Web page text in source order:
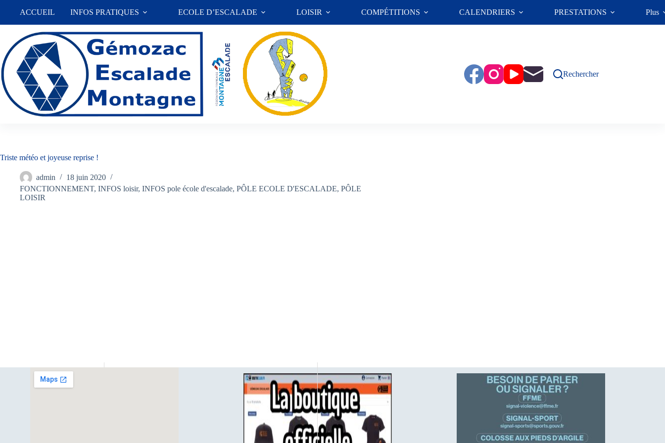
ACCUEIL INFOS PRATIQUES ECOLE D’ESCALADE LOISIR COMPÉTITIONS CALENDRIERS PRESTATIONS Plus
Rechercher
Triste météo et joyeuse reprise !
admin
18 juin 2020
FONCTIONNEMENT, INFOS loisir, INFOS pole école d'escalade, PÔLE ECOLE D'ESCALADE, PÔLE
LOISIR